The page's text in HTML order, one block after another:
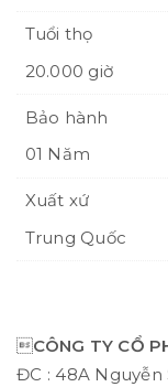
Tuổi thọ
20.000 giờ
Bảo hành
01 Năm
Xuất xứ
Trung Quốc
CÔNG TY CỔ
ĐC : 48A Nguyễn